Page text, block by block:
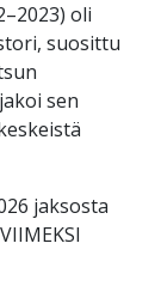
oli
suosittu
sen
jaksosta